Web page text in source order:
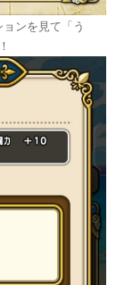
ンを見て「う